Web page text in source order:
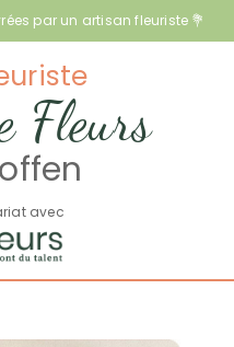
par un artisan fleuriste 💐
Fleurs
avec